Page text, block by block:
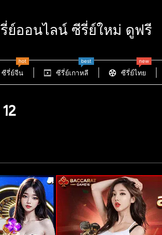
ย์ออนไลน์ ซีรี่ย์ใหม่ ดูฟรี
ซีรี่ย์จีน
hot
ซีรี่ย์เกาหลี
best
ซีรี่ย์ไทย
new